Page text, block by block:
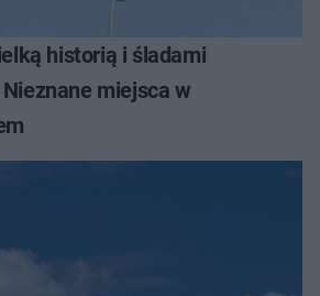
historią i śladami
miejsca w